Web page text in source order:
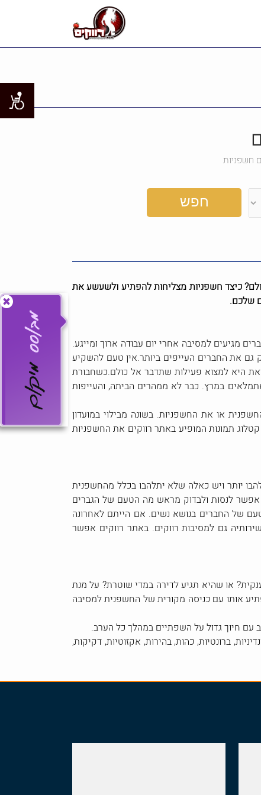
חשפניות
חפש
כיצד חשפניות מצליחות להפתיע ולשעשע את
שלכם.
מגיעים למסיבה אחרי יום עבודה ארוך ומייגע.
גם את החברים העייפים ביותר.אין טעם להשקיע
היא למצוא פעילות שתדבר אל כולם.כשחבורת
במרץ. כבר לא ממהרים הביתה, והעייפות
או את החשפניות. בשונה מבילוי במועדון
תמונות המופיע באתר רווקים את החשפניות
יותר ויש כאלה שלא יתלהבו בכלל מהחשפנית
אפשר לנסות ולבדוק מראש מה הטעם של הגברים
של החברים בנושא נשים. אם הייתם לאחרונה
גם למסיבות רווקים. באתר רווקים אפשר
או שהיא תגיע לדירה במדי שוטרת? על מנת
אותו עם כניסה מקורית של החשפנית למסיבה
חיוך גדול על השפתיים במהלך כל הערב.
ברונטיות, כהות, בהירות, אקזוטיות, דקיקות,